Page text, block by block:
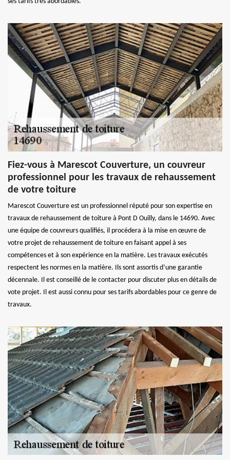
Fiez-vous à Marescot Couverture, un couvreur
professionnel pour les travaux de rehaussement
de votre toiture
Marescot Couverture est un professionnel réputé pour son expertise en
travaux de rehaussement de toiture à Pont D Ouilly, dans le 14690. Avec
une équipe de couvreurs qualifiés, il procédera à la mise en œuvre de
votre projet de rehaussement de toiture en faisant appel à ses
compétences et à son expérience en la matière. Les travaux exécutés
respectent les normes en la matière. Ils sont assortis d’une garantie
décennale. Il est conseillé de le contacter pour discuter plus en détails de
vote projet. Il est aussi connu pour ses tarifs abordables pour ce genre de
travaux.